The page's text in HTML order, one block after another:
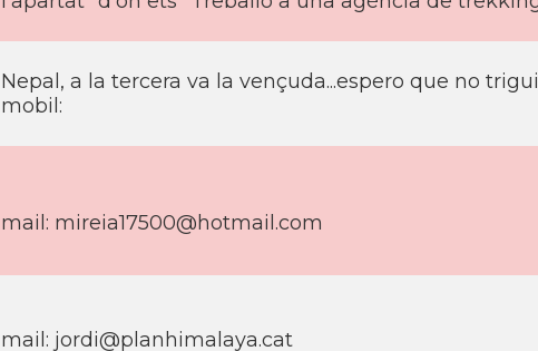
Nepal, a la tercera va la vençuda...espero que no
mobil:
mail: mireia17500@hotmail.com
mail: jordi@planhimalaya.cat